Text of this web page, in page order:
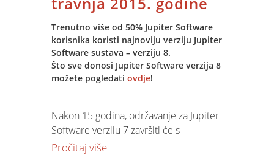
priznanje za sposobnost, inovativnost,
te korištenje suvremenih tehnologija i
metoda upravljanja za najpozitivniji
poduzetnički primjer.
Pobjednik nagrade EY Poduzetnik
godine™ predstavljat će Hrvatsku na
godine™ koji se odvija svake godine u
Monte Carlu.
Trenutno više od 50% Jupiter Software
korisnika koristi najnoviju verziju Jupiter
Software sustava – verziju 8.
Što sve donosi Jupiter Software verzija 8
možete pogledati ovdje!
Nakon 15 godina, održavanje za Jupiter
Software verziju 7 završiti će s
31.3.2015. godine.
Pročitaj više